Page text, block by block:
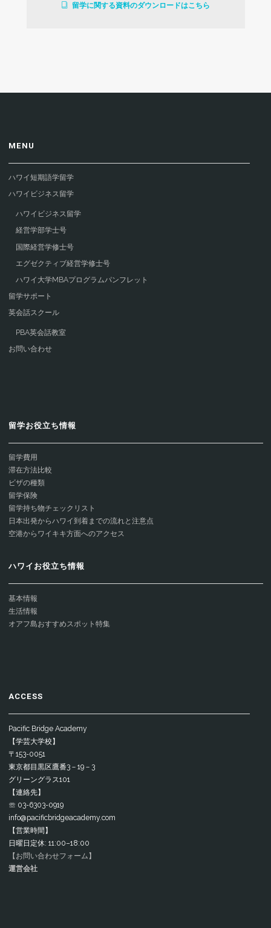
留学に関する資料のダウンロードはこちら
MENU
ハワイ短期語学留学
ハワイビジネス留学
ハワイビジネス留学
経営学部学士号
国際経営学修士号
エグゼクティブ経営学修士号
ハワイ大学MBAプログラムパンフレット
留学サポート
英会話スクール
PBA英会話教室
お問い合わせ
留学お役立ち情報
留学費用
滞在方法比較
ビザの種類
留学保険
留学持ち物チェックリスト
日本出発からハワイ到着までの流れと注意点
空港からワイキキ方面へのアクセス
ハワイお役立ち情報
基本情報
生活情報
オアフ島おすすめスポット特集
ACCESS
Pacific Bridge Academy
【学芸大学校】
〒153-0051
東京都目黒区鷹番3－19－3
グリーングラス101
【連絡先】
☏ 03-6303-0919
info@pacificbridgeacademy.com
【営業時間】
日曜日定休: 11:00–18:00
【お問い合わせフォーム】
運営会社